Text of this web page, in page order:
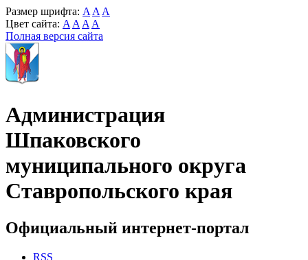
Размер шрифта: A A A
Цвет сайта: A A A A
Полная версия сайта
Администрация
Шпаковского
муниципального округа
Ставропольского края
Официальный интернет-портал
RSS